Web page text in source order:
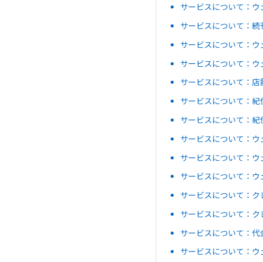
サービスについて：
サービスについて：続
サービスについて：
サービスについて：
サービスについて：店
サービスについて：紀
サービスについて：紀
サービスについて：ウ
サービスについて：
サービスについて：
サービスについて：ク
サービスについて：ク
サービスについて：代
サービスについて：ウ